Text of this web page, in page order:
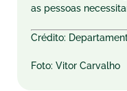
as pessoas
Crédito:
Foto: Vitor Carvalho